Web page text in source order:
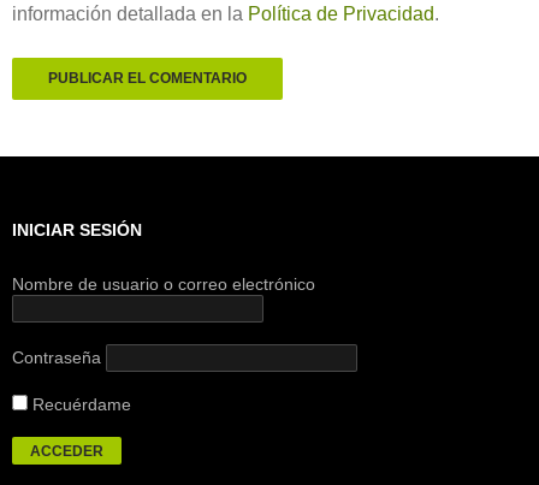
información detallada en la Política de Privacidad.
INICIAR SESIÓN
Nombre de usuario o correo electrónico
Contraseña
Recuérdame